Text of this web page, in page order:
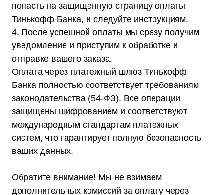
попасть на защищенную страницу оплаты
Тинькофф Банка, и следуйте инструкциям.
4. После успешной оплаты мы сразу получим
уведомление и приступим к обработке и
отправке вашего заказа.
Оплата через платежный шлюз Тинькофф
Банка полностью соответствует требованиям
законодательства (54-ФЗ). Все операции
защищены шифрованием и соответствуют
международным стандартам платежных
систем, что гарантирует полную безопасность
ваших данных.
Обратите внимание! Мы не взимаем
дополнительных комиссий за оплату через
Каталог
Стабилизаторы напряжения
Однофазные стабилизаторы
Трехфазные стабилизаторы
Стабилизаторы три фазы в одну
Стабилизаторы для котлов Серия Термо
Стабилизаторы инверторные ИнСтаб
Стабилизаторы серии R
Стабилизаторы в стойку Rack 19
Источники бесперебойного питания
Однофазные ИБП
ИБП постоянного тока
Комплекты ИБП и стабилизаторов